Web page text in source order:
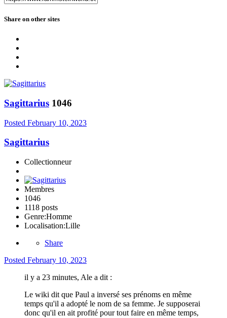
Share on other sites
Sagittarius 1046
Posted February 10, 2023
Sagittarius
Collectionneur
Membres
1046
1118 posts
Genre:Homme
Localisation:Lille
Share
Posted February 10, 2023
il y a 23 minutes, Ale a dit :
Le wiki dit que Paul a inversé ses prénoms en même
temps qu'il a adopté le nom de sa femme. Je supposerai
donc qu'il en ait profité pour tout faire en même temps,